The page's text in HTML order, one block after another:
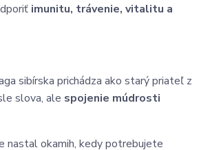
imunitu, trávenie, vitalitu a
sibírska prichádza ako starý priateľ z
slova, ale spojenie múdrosti
nastal okamih, kedy potrebujete